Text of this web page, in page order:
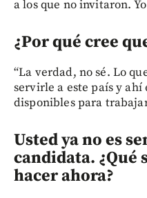
a los que no invitaron.
¿Por qué cree
“La verdad, no sé. Lo
servirle a este país y ahí
disponibles para
Usted ya no es
candidata. ¿Qué
hacer ahora?